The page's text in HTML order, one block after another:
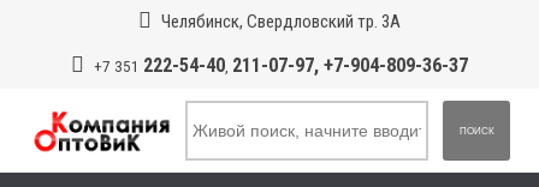
Челябинск, Свердловский тр. 3А
+7 351 222-54-40, 211-07-97, +7-904-809-36-37
ПОИСК